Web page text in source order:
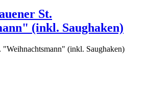
St.
(inkl. Saughaken)
"Weihnachtsmann" (inkl. Saughaken)